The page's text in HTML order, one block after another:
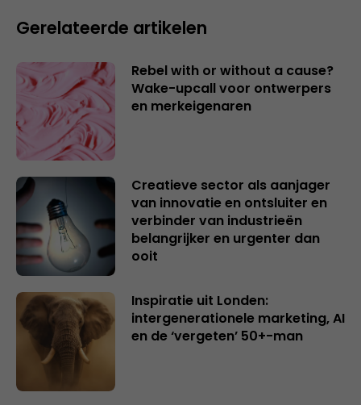
Gerelateerde artikelen
Rebel with or without a cause?
Wake-upcall voor ontwerpers
en merkeigenaren
Creatieve sector als aanjager
van innovatie en ontsluiter en
verbinder van industrieën
belangrijker en urgenter dan
ooit
Inspiratie uit Londen:
intergenerationele marketing, AI
en de ‘vergeten’ 50+-man